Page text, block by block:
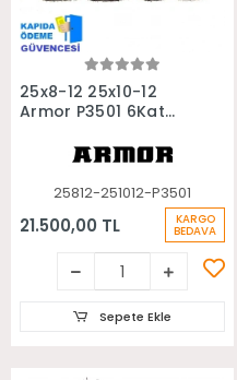
Sepete Ekle
25x8-12 25x10-12
Armor P3501 6Kat
Utv Lastiği
25812-251012-P3501
21.500,00 TL KARGO
BEDAVA
Sepete Ekle